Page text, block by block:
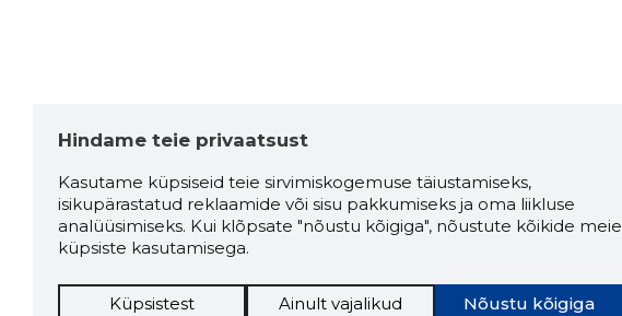
Hindame teie privaatsust
Kasutame küpsiseid teie sirvimiskogemuse täiustamiseks,
isikupärastatud reklaamide või sisu pakkumiseks ja oma liikluse
analüüsimiseks. Kui klõpsate "nõustu kõigiga", nõustute kõikide meie
küpsiste kasutamisega.
Nõustu kõigiga
Küpsistest Ainult vajalikud